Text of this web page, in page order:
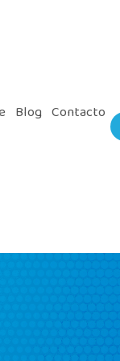
Blog Contacto